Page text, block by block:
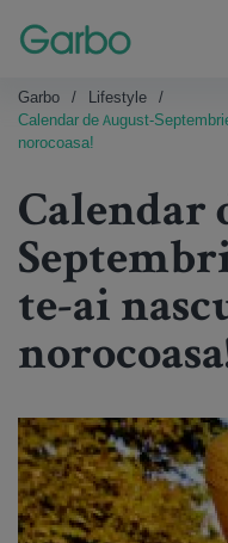
Garbo
Lifestyle
Calendar de August-
norocoasa!
Calendar
te-ai